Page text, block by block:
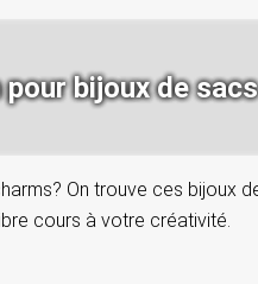
bijoux de sacs
On trouve ces bijoux
cours à votre créativité.